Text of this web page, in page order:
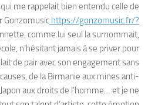
me rappelait bien entendu celle de
Gonzomusic https://gonzomusic.fr/?
comme lui seul la surnommait,
n’hésitant jamais à se priver pour
de pair avec son engagement sans
de la Birmanie aux mines anti-
aux droits de l’homme… et je ne